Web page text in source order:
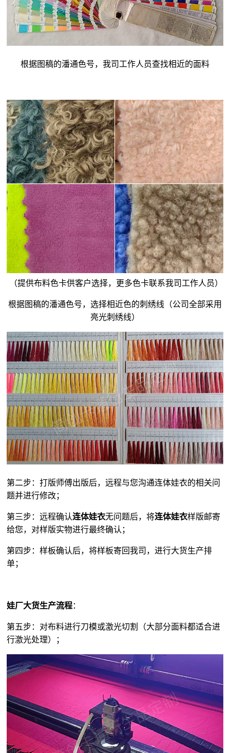
根据图稿的潘通色号，我司工作人员查找相近的面料
（提供布料色卡供客户选择，更多色卡联系我司工作人员）
根据图稿的潘通色号，选择相近色的刺绣线（公司全部采用
亮光刺绣线）
第二步：打版师傅出版后，远程与您沟通连体娃衣的相关问
题并进行修改；
第三步：远程确认连体娃衣无问题后，将连体娃衣样版邮寄
给您，对样版实物进行最终确认；
第四步：样板确认后，将样板寄回我司，进行大货生产排
单；
娃厂大货生产流程：
第五步：对布料进行刀模或激光切割（大部分面料都适合进
行激光处理）；